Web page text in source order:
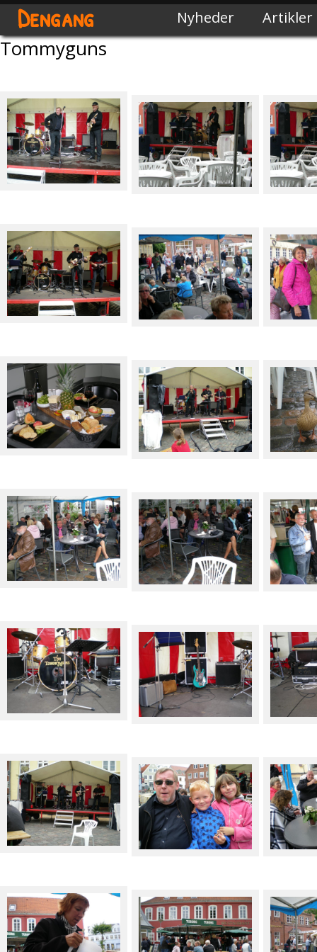
Dengang Nyheder Artikler
Tommyguns